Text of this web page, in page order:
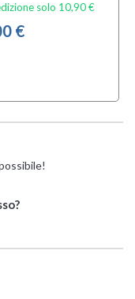
solo 10,90 €
€